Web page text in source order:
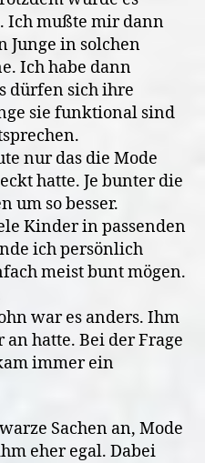
Ich mußte mir dann
Junge in solchen
Ich habe dann
dürfen sich ihre
sie funktional sind
nur das die Mode
hatte. Je bunter die
um so besser.
Kinder in passenden
ich persönlich
meist bunt mögen.
war es anders. Ihm
hatte. Bei der Frage
immer ein
Sachen an, Mode
eher egal. Dabei